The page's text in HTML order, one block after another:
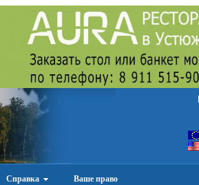
Справка Ваше право